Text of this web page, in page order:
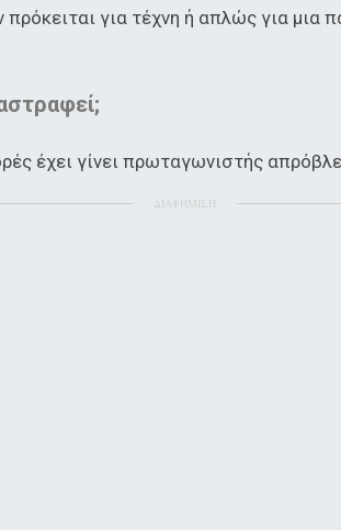
για τέχνη ή απλώς για μια
έχει γίνει πρωταγωνιστής
ΔΙΑΦΗΜΙΣΗ